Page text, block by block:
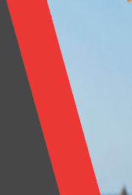
la norma
pubbliche e
energetica e
nel settore
sprechi e